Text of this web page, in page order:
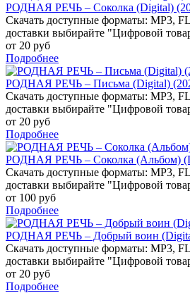
РОДНАЯ РЕЧЬ – Соколка (Digital)
Скачать доступные форматы: MP3,
доставки выбирайте "Цифровой
от 20 руб
Подробнее
РОДНАЯ РЕЧЬ – Письма (Digital)
Скачать доступные форматы: MP3,
доставки выбирайте "Цифровой
от 20 руб
Подробнее
РОДНАЯ РЕЧЬ – Соколка (Альбом)
Скачать доступные форматы: MP3,
доставки выбирайте "Цифровой
от 100 руб
Подробнее
РОДНАЯ РЕЧЬ – Добрый воин
Скачать доступные форматы: MP3,
доставки выбирайте "Цифровой
от 20 руб
Подробнее